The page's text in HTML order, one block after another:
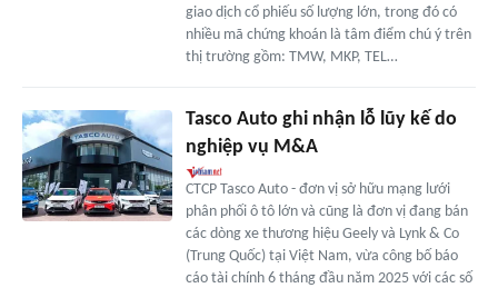
giao dịch cổ phiếu số lượng lớn, trong đó có
nhiều mã chứng khoán là tâm điểm chú ý trên
thị trường gồm: TMW, MKP, TEL…
Tasco Auto ghi nhận lỗ lũy kế do
nghiệp vụ M&A
CTCP Tasco Auto - đơn vị sở hữu mạng lưới
phân phối ô tô lớn và cũng là đơn vị đang bán
các dòng xe thương hiệu Geely và Lynk & Co
(Trung Quốc) tại Việt Nam, vừa công bố báo
cáo tài chính 6 tháng đầu năm 2025 với các số